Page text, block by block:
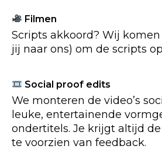
Filmen
Scripts akkoord? Wij
jij naar ons) om de scripts
Social proof edits
We monteren de video’s
leuke, entertainende
ondertitels. Je krijgt altijd
te voorzien van feedback.